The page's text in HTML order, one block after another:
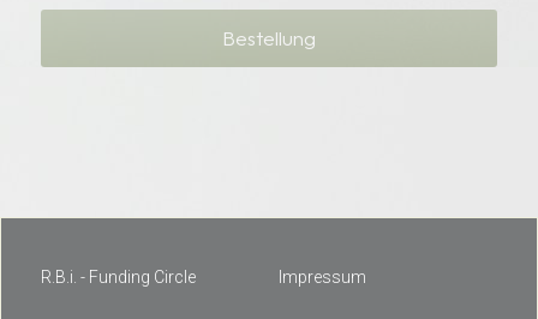
Bestellung
R.B.i. - Funding Circle Impressum